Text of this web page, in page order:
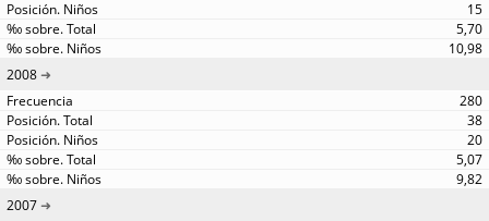
15
5,70
10,98
2008
280
38
20
5,07
9,82
2007